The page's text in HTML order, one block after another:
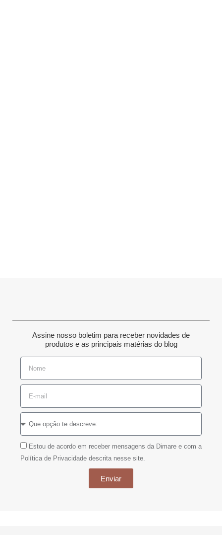
Assine nosso boletim para receber novidades de
produtos e as principais matérias do blog
Estou de acordo em receber mensagens da Dimare e com a
Política de Privacidade descrita nesse site.
Enviar